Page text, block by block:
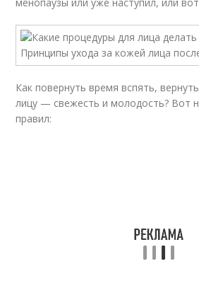
Как повернуть время вспять,
лицу — свежесть и молодость? Вот
правил: